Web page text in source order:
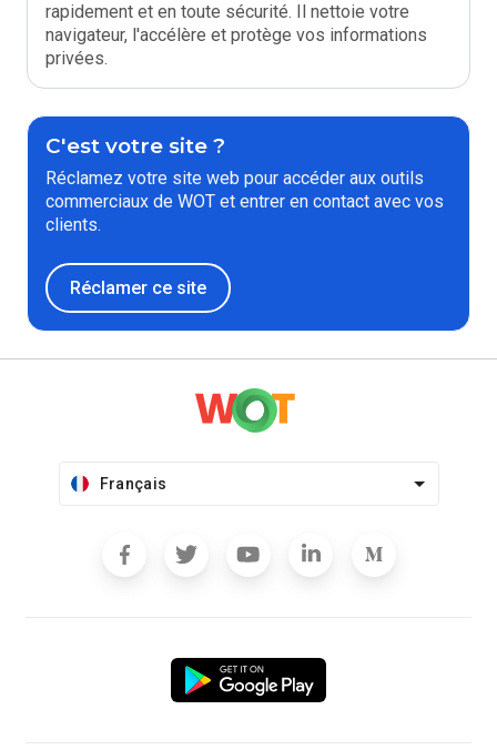
rapidement et en toute sécurité. Il nettoie votre
navigateur, l'accélère et protège vos informations
privées.
C'est votre site ?
Réclamez votre site web pour accéder aux outils
commerciaux de WOT et entrer en contact avec vos
clients.
Réclamer ce site
Français